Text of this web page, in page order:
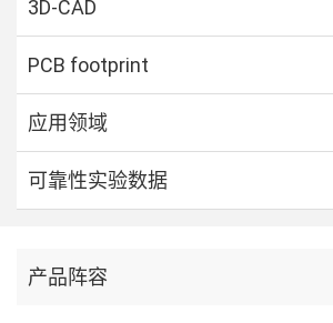
3D-CAD
PCB footprint
应用领域
可靠性实验数据
产品阵容